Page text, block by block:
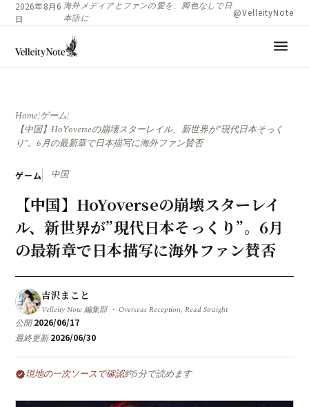
2026年8月6
日
海外メディアとファンの愛を、脚色なしで日
本語に
@VelleityNote
menu
Home/ゲーム/
【中国】HoYoverseの崩壊スターレイル、新世界が”現代日本そっく
り”。6月の最新章で日本描写に海外ファン賛否
ゲーム 中国
【中国】HoYoverseの崩壊スターレイ
ル、新世界が”現代日本そっくり”。6月
の最新章で日本描写に海外ファン賛否
吉沢まこと
Velleity Note 編集部 ・ Overseas Reception, Read Straight
公開2026/06/17
最終更新2026/06/30
verified現地の一次ソースで確認約5分で読めます